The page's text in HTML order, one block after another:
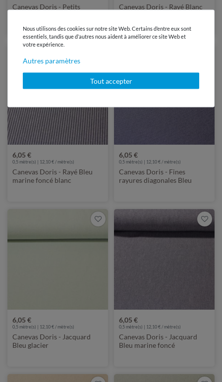
Canevas Doris - Petits
Canevas Doris - Rayé Blanc
6,05 €
0,5 mètre(s) | 12,10 € / mètre(s)
Canevas Doris - Rayé Bleu
marine foncé blanc
6,05 €
0,5 mètre(s) | 12,10 € / mètre(s)
Canevas Doris - Fines
rayures diagonales Bleu
6,05 €
0,5 mètre(s) | 12,10 € / mètre(s)
Canevas Doris - Jacquard
Bleu glacier
6,05 €
0,5 mètre(s) | 12,10 € / mètre(s)
Canevas Doris - Jacquard
Bleu marine foncé
Nous utilisons des cookies sur notre site Web. Certains d’entre eux sont
essentiels, tandis que d’autres nous aident à améliorer ce site Web et
votre expérience.
Autres paramètres
Tout accepter